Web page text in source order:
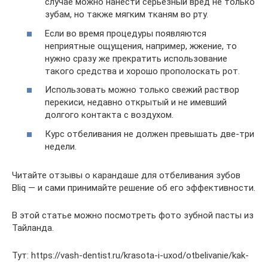
зубам, но также мягким тканям во рту.
Если во время процедуры появляются
неприятные ощущения, например, жжение, то
нужно сразу же прекратить использование
такого средства и хорошо прополоскать рот.
Использовать можно только свежий раствор
перекиси, недавно открытый и не имевший
долгого контакта с воздухом.
Курс отбеливания не должен превышать две-три
недели.
Читайте отзывы о карандаше для отбеливания зубов
Bliq — и сами принимайте решение об его эффективности.
В этой статье можно посмотреть фото зубной пасты из
Тайланда.
Тут: https://vash-dentist.ru/krasota-i-uxod/otbelivanie/kak-